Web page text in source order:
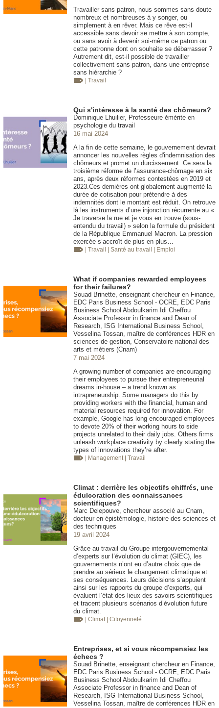
Travailler sans patron, nous sommes sans doute
nombreux et nombreuses à y songer, ou
simplement à en rêver. Mais ce rêve est-il
accessible sans devoir se mettre à son compte,
ou sans avoir à devenir soi-même ce patron ou
cette patronne dont on souhaite se débarrasser ?
Autrement dit, est-il possible de travailler
collectivement sans patron, dans une entreprise
sans hiérarchie ?
| Travail
Qui s'intéresse à la santé des chômeurs?
Dominique Lhuilier, Professeure émérite en
psychologie du travail
16 mai 2024
A la fin de cette semaine, le gouvernement devrait
annoncer les nouvelles règles d'indemnisation des
chômeurs et promet un durcissement. Ce sera la
troisième réforme de l’assurance-chômage en six
ans, après deux réformes contestées en 2019 et
2023.Ces dernières ont globalement augmenté la
durée de cotisation pour prétendre à des
indemnités dont le montant est réduit. On retrouve
là les instruments d’une injonction récurrente au «
Je traverse la rue et je vous en trouve (sous-
entendu du travail) » selon la formule du président
de la République Emmanuel Macron. La pression
exercée s’accroît de plus en plus…
| Travail | Santé au travail | Emploi
What if companies rewarded employees
for their failures?
Souad Brinette, enseignant chercheur en Finance,
EDC Paris Business School - OCRE, EDC Paris
Business School Abdoulkarim Idi Cheffou
Associate Professor in finance and Dean of
Research, ISG International Business School,
Vesselina Tossan, maître de conférences HDR en
sciences de gestion, Conservatoire national des
arts et métiers (Cnam)
7 mai 2024
A growing number of companies are encouraging
their employees to pursue their entrepreneurial
dreams in-house – a trend known as
intrapreneurship. Some managers do this by
providing workers with the financial, human and
material resources required for innovation. For
example, Google has long encouraged employees
to devote 20% of their working hours to side
projects unrelated to their daily jobs. Others firms
unleash workplace creativity by clearly stating the
types of innovations they’re after.
| Management | Travail
Climat : derrière les objectifs chiffrés, une
édulcoration des connaissances
scientifiques?
Marc Delepouve, chercheur associé au Cnam,
docteur en épistémologie, histoire des sciences et
des techniques
19 avril 2024
Grâce au travail du Groupe intergouvernemental
d’experts sur l’évolution du climat (GIEC), les
gouvernements n’ont eu d’autre choix que de
prendre au sérieux le changement climatique et
ses conséquences. Leurs décisions s’appuient
ainsi sur les rapports du groupe d’experts, qui
évaluent l’état des lieux des savoirs scientifiques
et tracent plusieurs scénarios d’évolution future
du climat.
| Climat | Citoyenneté
Entreprises, et si vous récompensiez les
échecs ?
Souad Brinette, enseignant chercheur en Finance,
EDC Paris Business School - OCRE, EDC Paris
Business School Abdoulkarim Idi Cheffou
Associate Professor in finance and Dean of
Research, ISG International Business School,
Vesselina Tossan, maître de conférences HDR en